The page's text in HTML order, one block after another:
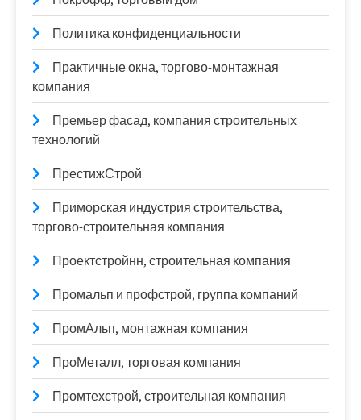
Политика конфиденциальности
Практичные окна, торгово-монтажная
компания
Премьер фасад, компания строительных
технологий
ПрестижСтрой
Приморская индустрия строительства,
торгово-строительная компания
Проектстройнн, строительная компания
Промальп и профстрой, группа компаний
ПромАльп, монтажная компания
ПроМеталл, торговая компания
Промтехстрой, строительная компания